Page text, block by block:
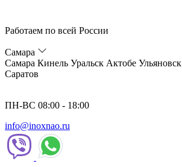
Работаем по всей России
Самара
Самара Кинель Уральск Актобе Ульяновск
Саратов
ПН-ВС 08:00 - 18:00
info@inoxnao.ru